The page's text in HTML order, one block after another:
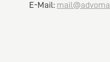
E-Mail: